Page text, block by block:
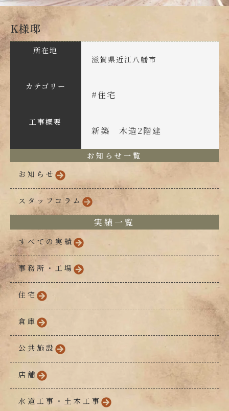
K様邸
所在地
滋賀県近江八幡市
カテゴリー
#住宅
工事概要
新築 木造2階建
お知らせ一覧
お知らせ
スタッフコラム
実績一覧
すべての実績
事務所・工場
住宅
倉庫
公共施設
店舗
水道工事・土木工事